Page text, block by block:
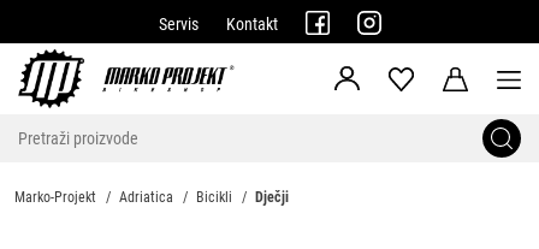
Servis Kontakt
Marko-Projekt Adriatica Bicikli Dječji